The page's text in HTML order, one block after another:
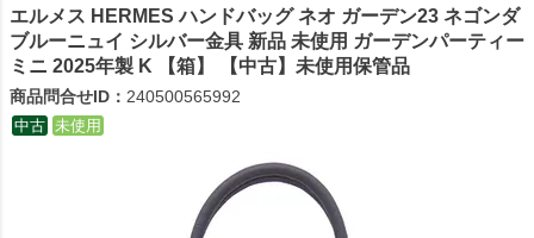
エルメス HERMES ハンドバッグ ネオ ガーデン23 ネゴンダ
ブルーニュイ シルバー金具 新品 未使用 ガーデンパーティー
ミニ 2025年製 K 【箱】 【中古】未使用保管品
商品問合せID： 240500565992
中古 未使用